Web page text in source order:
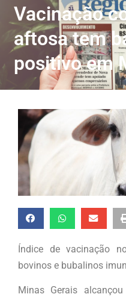
Vacinação
aftosa tem
positivo em
Índice de vacinação
bovinos e bubalinos
Minas Gerais